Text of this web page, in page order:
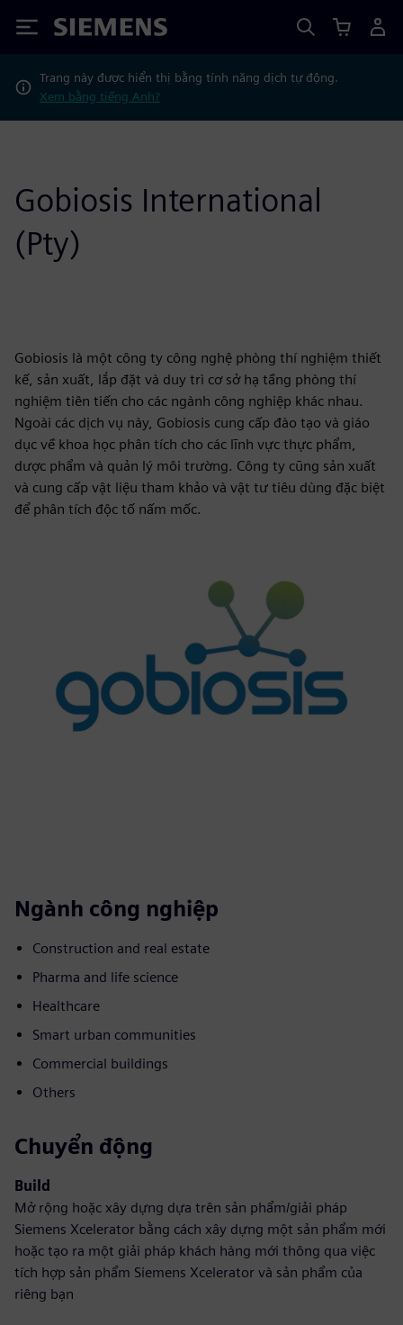
Siemens
Trang này được hiển thị bằng tính năng dịch tự động.
Xem bằng tiếng Anh?
Gobiosis International
(Pty)
Gobiosis là một công ty công nghệ phòng thí nghiệm thiết
kế, sản xuất, lắp đặt và duy trì cơ sở hạ tầng phòng thí
nghiệm tiên tiến cho các ngành công nghiệp khác nhau.
Ngoài các dịch vụ này, Gobiosis cung cấp đào tạo và giáo
dục về khoa học phân tích cho các lĩnh vực thực phẩm,
dược phẩm và quản lý môi trường. Công ty cũng sản xuất
và cung cấp vật liệu tham khảo và vật tư tiêu dùng đặc biệt
để phân tích độc tố nấm mốc.
Ngành công nghiệp
Construction and real estate
Pharma and life science
Healthcare
Smart urban communities
Commercial buildings
Others
Chuyển động
Build
Mở rộng hoặc xây dựng dựa trên sản phẩm/giải pháp
Siemens Xcelerator bằng cách xây dựng một sản phẩm mới
hoặc tạo ra một giải pháp khách hàng mới thông qua việc
tích hợp sản phẩm Siemens Xcelerator và sản phẩm của
riêng bạn